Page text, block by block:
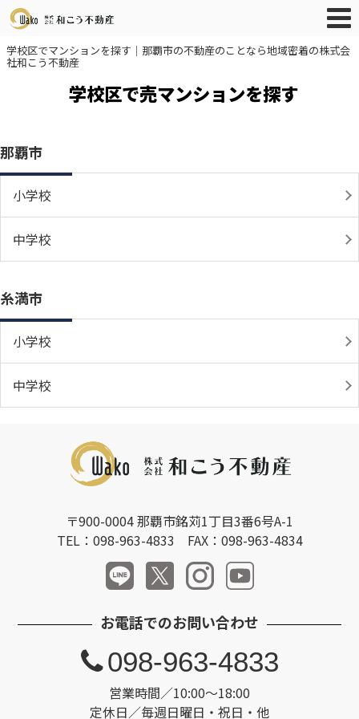
学校区でマンションを探す｜那覇市の不動産のことなら地域密着の株式会
社和こう不動産
学校区で売マンションを探す
那覇市
小学校
中学校
糸満市
小学校
中学校
〒900-0004 那覇市銘苅1丁目3番6号A-1
TEL：098-963-4833 FAX：098-963-4834
お電話でのお問い合わせ
営業時間／10:00～18:00
定休日／毎週日曜日・祝日・他
098-963-4833